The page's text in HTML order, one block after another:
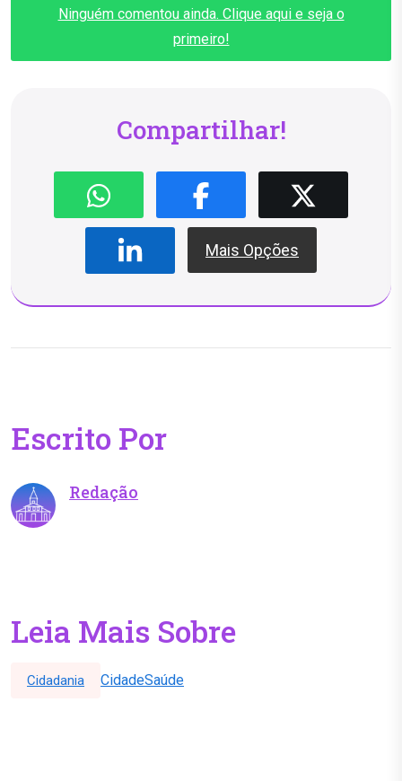
Ninguém comentou ainda. Clique aqui e seja o
primeiro!
Compartilhar!
Mais Opções
Escrito Por
Redação
Leia Mais Sobre
Cidadania CidadeSaúde